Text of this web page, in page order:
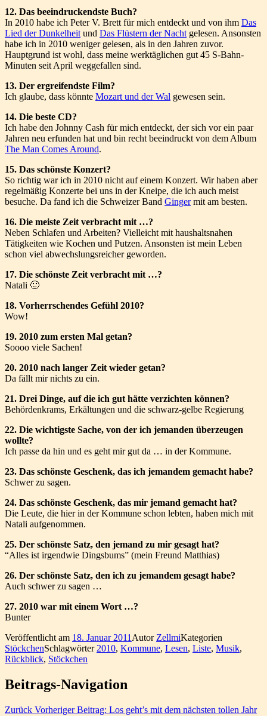
12. Das beeindruckendste Buch?
In 2010 habe ich Peter V. Brett für mich entdeckt und von ihm Das
Lied der Dunkelheit und Das Flüstern der Nacht gelesen. Ansonsten
habe ich in 2010 weniger gelesen, als in den Jahren zuvor.
Hauptgrund ist wohl, dass meine werktäglichen gut 45 S-Bahn-
Minuten seit April weggefallen sind.
13. Der ergreifendste Film?
Ich glaube, dass könnte Mozart und der Wal gewesen sein.
14. Die beste CD?
Ich habe den Johnny Cash für mich entdeckt, der sich vor ein paar
Jahren neu erfunden hat und bin recht beeindruckt von dem Album
The Man Comes Around.
15. Das schönste Konzert?
So richtig war ich in 2010 nicht auf einem Konzert. Wir haben aber
regelmäßig Konzerte bei uns in der Kneipe, die ich auch meist
besuche. Da fand ich die Schweizer Band Gingermit am besten.
16. Die meiste Zeit verbracht mit …?
Neben Schlafen und Arbeiten? Vielleicht mit haushaltsnahen
Tätigkeiten wie Kochen und Putzen. Ansonsten ist mein Leben
schon viel abwechslungsreicher geworden.
17. Die schönste Zeit verbracht mit …?
Natali 🙂
18. Vorherrschendes Gefühl 2010?
Wow!
19. 2010 zum ersten Mal getan?
Soooo viele Sachen!
20. 2010 nach langer Zeit wieder getan?
Da fällt mir nichts zu ein.
21. Drei Dinge, auf die ich gut hätte verzichten können?
Behördenkrams, Erkältungen und die schwarz-gelbe Regierung
22. Die wichtigste Sache, von der ich jemanden überzeugen
wollte?
Ich passe da hin und es geht mir gut da … in der Kommune.
23. Das schönste Geschenk, das ich jemandem gemacht habe?
Schwer zu sagen.
24. Das schönste Geschenk, das mir jemand gemacht hat?
Die Leute, die hier in der Kommune schon lebten, haben mich mit
Natali aufgenommen.
25. Der schönste Satz, den jemand zu mir gesagt hat?
“Alles ist irgendwie Dingsbums” (mein Freund Matthias)
26. Der schönste Satz, den ich zu jemandem gesagt habe?
Auch schwer zu sagen …
27. 2010 war mit einem Wort …?
Bunter
Veröffentlicht am 18. Januar 2011 Autor ZellmiKategorien
StöckchenSchlagwörter 2010, Kommune, Lesen, Liste, Musik,
Rückblick, Stöckchen
Beitrags-Navigation
Zurück Vorheriger Beitrag: Los geht’s mit dem nächsten tollen Jahr